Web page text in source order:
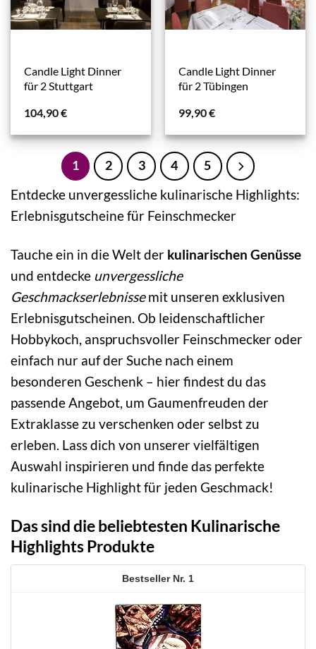
Candle Light Dinner
für 2 Stuttgart
104,90€
Candle Light Dinner
für 2 Tübingen
99,90€
1 2 3 4 5
Entdecke unvergessliche kulinarische Highlights:
Erlebnisgutscheine für Feinschmecker
Tauche ein in die Welt der kulinarischen Genüsse
und entdecke unvergessliche
Geschmackserlebnissemit unseren exklusiven
Erlebnisgutscheinen. Ob leidenschaftlicher
Hobbykoch, anspruchsvoller Feinschmecker oder
einfach nur auf der Suche nach einem
besonderen Geschenk – hier findest du das
passende Angebot, um Gaumenfreuden der
Extraklasse zu verschenken oder selbst zu
erleben. Lass dich von unserer vielfältigen
Auswahl inspirieren und finde das perfekte
kulinarische Highlight für jeden Geschmack!
Das sind die beliebtesten Kulinarische
Highlights Produkte
1